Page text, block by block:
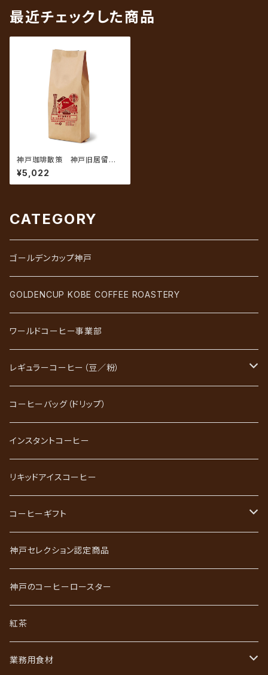
最近チェックした商品
神戸珈琲散策 神戸旧居留地
ホテルブレンド 500g
¥5,022
CATEGORY
ゴールデンカップ神戸
GOLDENCUP KOBE COFFEE ROASTERY
ワールドコーヒー事業部
レギュラーコーヒー（豆／粉）
ブレンドコーヒー
ストレートコーヒー
スペシャルティコーヒー
ごーるど四季限定珈琲
かれんだー珈琲
神戸珈琲散策
ジュエリーコーヒーシリーズ
あなただけのブレンド
コーヒーバッグ（ドリップ）
インスタントコーヒー
リキッドアイスコーヒー
コーヒーギフト
神戸珈琲職人ギフト
神戸珈琲散策ギフト
ワールドコーヒーギフト
コーヒーバッグ（ドリップ）ギフト
神戸セレクション認定商品
神戸のコーヒーロースター
紅茶
業務用食材